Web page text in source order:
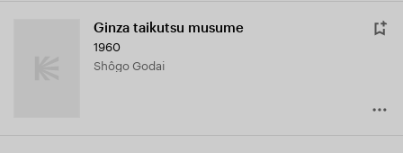
Ginza taikutsu musume
1960
Shôgo Godai